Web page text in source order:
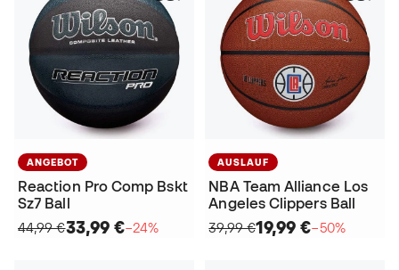
ANGEBOT
Reaction Pro Comp Bskt
Sz7 Ball
44,99 €33,99 €−24%
AUSLAUF
NBA Team Alliance Los
Angeles Clippers Ball
39,99 €19,99 €−50%